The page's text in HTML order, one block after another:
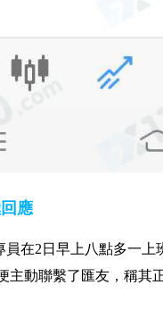
應
員在2日早上八點多一
主動聯繫了匯友，稱其